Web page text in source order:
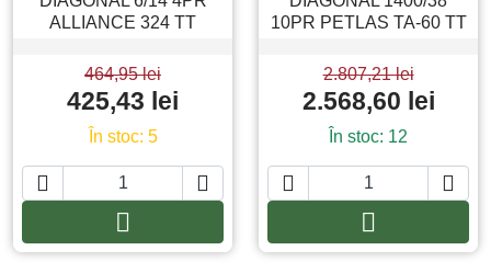
ALLIANCE 324 TT
425,43 lei
464,95 lei
În stoc: 5
 

10PR PETLAS TA-60 TT
2.568,60 lei
2.807,21 lei
În stoc: 12
 
